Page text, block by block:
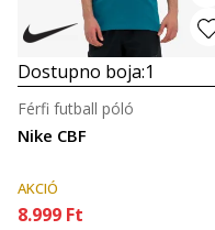
Dostupno boja:1
Nike CBF
Férfi futball póló
AKCIÓ
8.999 Ft